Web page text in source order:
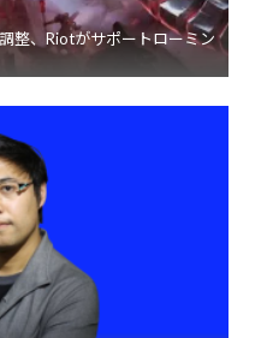
整、Riotがサポートローミン